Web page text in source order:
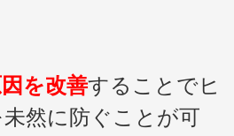
を改善することでヒ
然に防ぐことが可